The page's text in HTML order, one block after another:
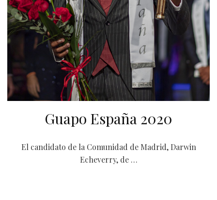
Guapo España 2020
El candidato de la Comunidad de Madrid, Darwin
Echeverry, de …